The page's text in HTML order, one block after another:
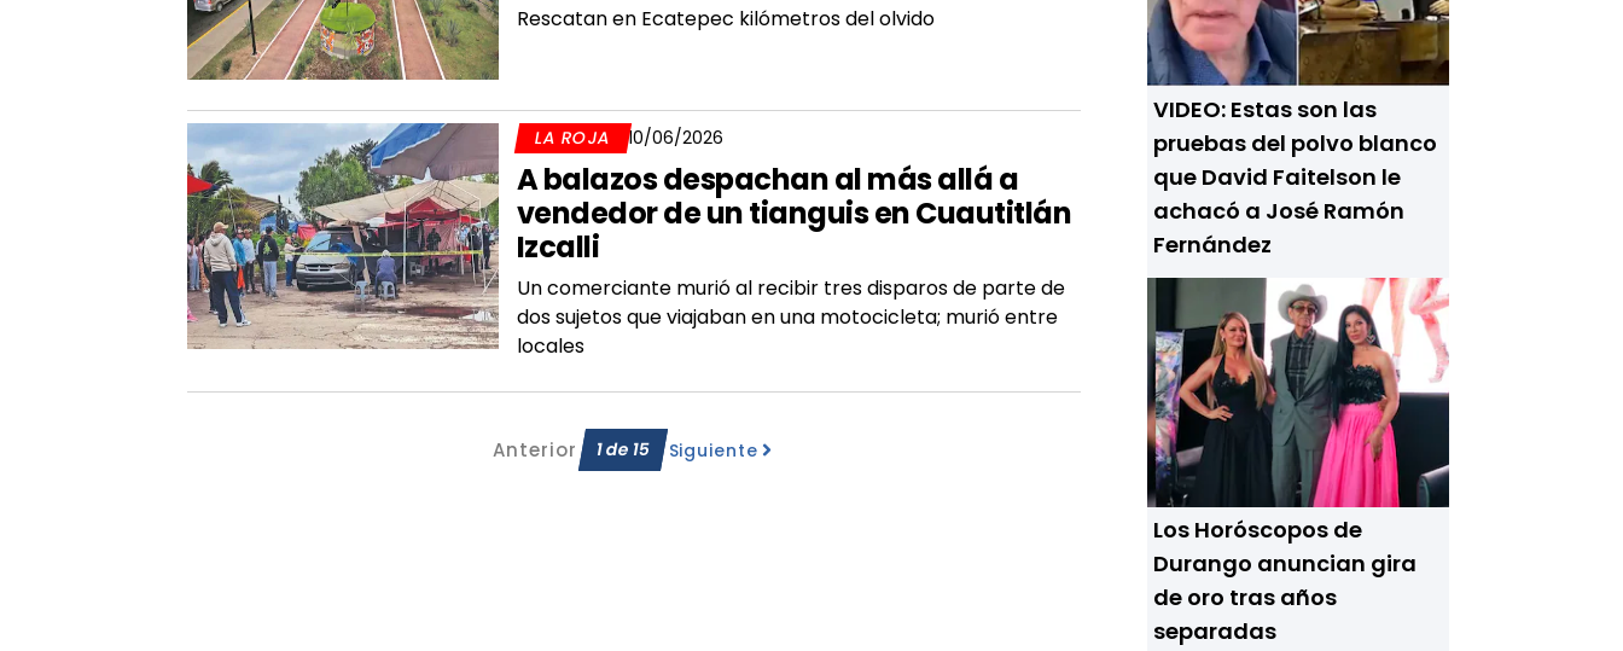
Rescatan en Ecatepec kilómetros del olvido
LA ROJA 10/06/2026
A balazos despachan al más allá a
vendedor de un tianguis en Cuautitlán
Izcalli
Un comerciante murió al recibir tres disparos de parte de
dos sujetos que viajaban en una motocicleta; murió entre
locales
Anterior 1de15 Siguiente
VIDEO: Estas son las
pruebas del polvo blanco
que David Faitelson le
achacó a José Ramón
Fernández
Los Horóscopos de
Durango anuncian gira
de oro tras años
separadas